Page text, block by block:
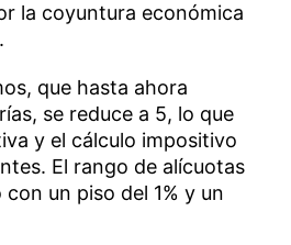
la coyuntura económica
que hasta ahora
se reduce a 5, lo que
y el cálculo impositivo
El rango de alícuotas
un piso del 1% y un